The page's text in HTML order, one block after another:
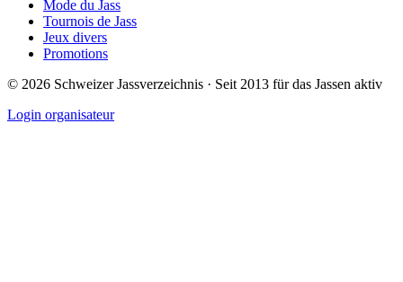
Mode du Jass
Tournois de Jass
Jeux divers
Promotions
© 2026 Schweizer Jassverzeichnis · Seit 2013 für das Jassen aktiv
Login organisateur